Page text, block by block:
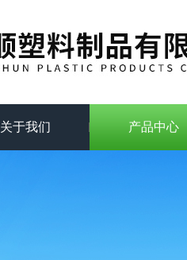
关于我们 产品中心